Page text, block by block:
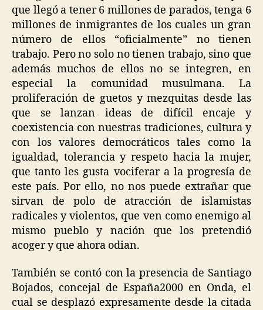
que llegó a tener 6 millones de parados, tenga 6
millones de inmigrantes de los cuales un gran
número de ellos “oficialmente” no tienen
trabajo. Pero no solo no tienen trabajo, sino que
además muchos de ellos no se integren, en
especial la comunidad musulmana. La
proliferación de guetos y mezquitas desde las
que se lanzan ideas de difícil encaje y
coexistencia con nuestras tradiciones, cultura y
con los valores democráticos tales como la
igualdad, tolerancia y respeto hacia la mujer,
que tanto les gusta vociferar a la progresía de
este país. Por ello, no nos puede extrañar que
sirvan de polo de atracción de islamistas
radicales y violentos, que ven como enemigo al
mismo pueblo y nación que los pretendió
acoger y que ahora odian.
También se contó con la presencia de Santiago
Bojados, concejal de España2000 en Onda, el
cual se desplazó expresamente desde la citada